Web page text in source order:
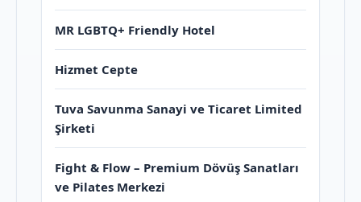
MR LGBTQ+ Friendly Hotel
Hizmet Cepte
Tuva Savunma Sanayi ve Ticaret Limited
Şirketi
Fight & Flow – Premium Dövüş Sanatları
ve Pilates Merkezi